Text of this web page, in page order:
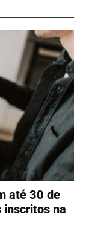
até 30 de
inscritos na